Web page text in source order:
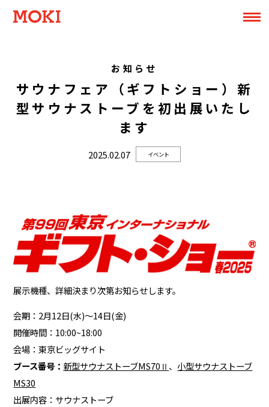
お知らせ
サウナフェア（ギフトショー）新
型サウナストーブを初出展いたし
ます
2025.02.07 イベント
展示機種、詳細決まり次第お知らせします。
会期：2月12日(水)〜14日(金)
開催時間：10:00~18:00
会場：東京ビッグサイト
ブース番号： 新型サウナストーブMS70Ⅱ 、小型サウナストーブ
MS30
出展内容：サウナストーブ